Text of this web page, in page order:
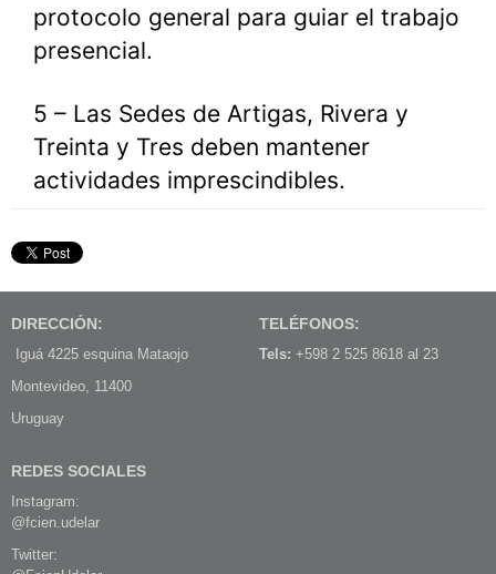
protocolo general para guiar el trabajo
presencial.
5 – Las Sedes de Artigas, Rivera y
Treinta y Tres deben mantener
actividades imprescindibles.
DIRECCIÓN:
Iguá 4225 esquina Mataojo
Montevideo, 11400
Uruguay
TELÉFONOS:
Tels: +598 2 525 8618 al 23
REDES SOCIALES
Instagram:
@fcien.udelar
Twitter: